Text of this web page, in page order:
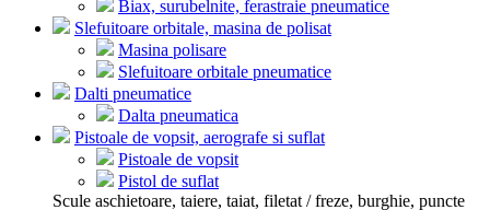
Biax, surubelnite, ferastraie pneumatice
Slefuitoare orbitale, masina de polisat
Masina polisare
Slefuitoare orbitale pneumatice
Dalti pneumatice
Dalta pneumatica
Pistoale de vopsit, aerografe si suflat
Pistoale de vopsit
Pistol de suflat
Scule aschietoare, taiere, taiat, filetat / freze, burghie, puncte